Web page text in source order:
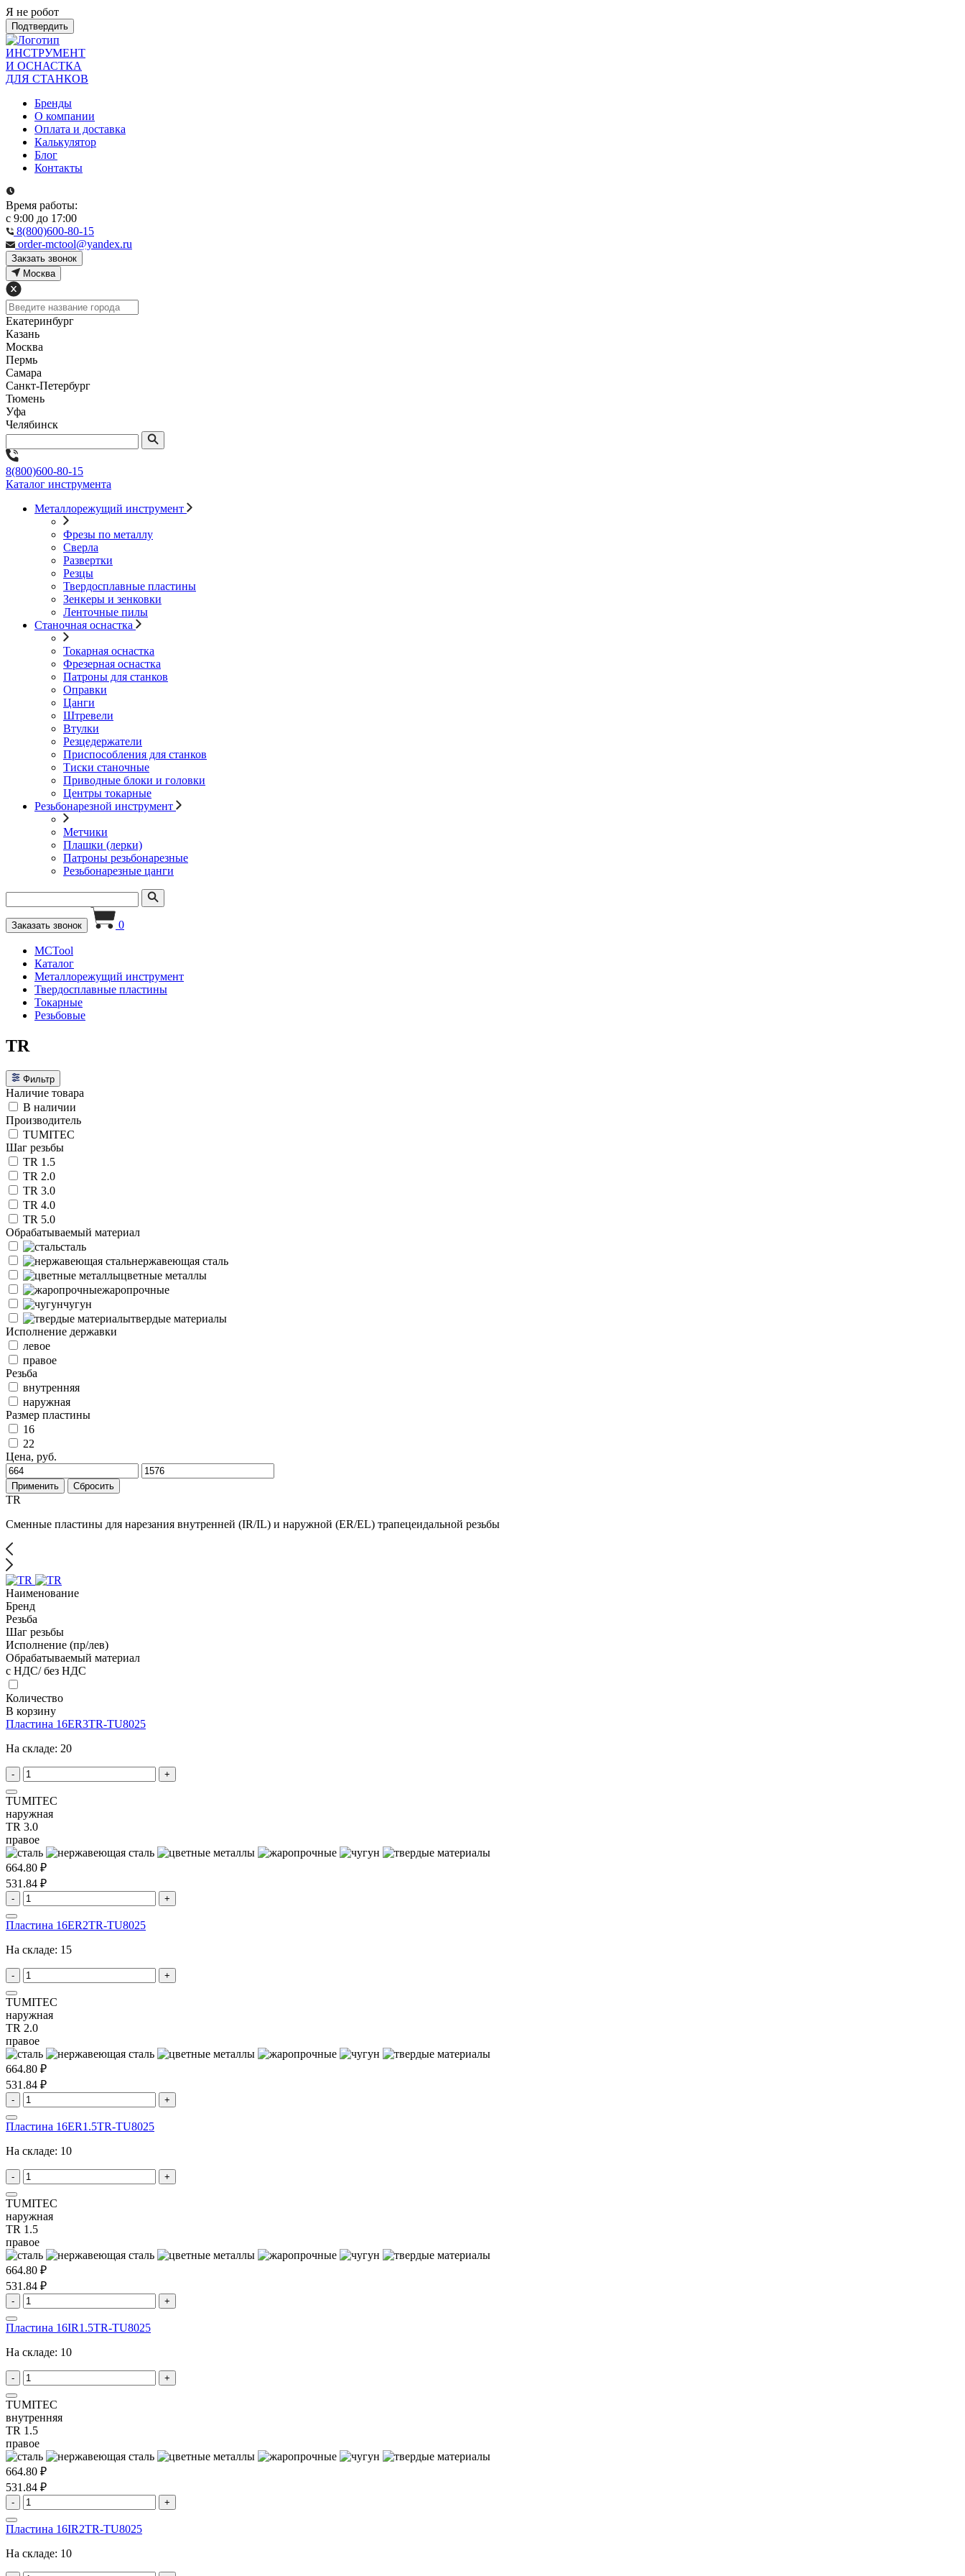
Я не робот
Подтвердить
ИНСТРУМЕНТ
И ОСНАСТКА
ДЛЯ СТАНКОВ
Бренды
О компании
Оплата и доставка
Калькулятор
Блог
Контакты
Время работы:
с 9:00 до 17:00
8(800)600-80-15
order-mctool@yandex.ru
Закзать звонок
Москва
Екатеринбург
Казань
Москва
Пермь
Самара
Санкт-Петербург
Тюмень
Уфа
Челябинск
8(800)600-80-15
Каталог инструмента
Металлорежущий инструмент
Фрезы по металлу
Сверла
Развертки
Резцы
Твердосплавные пластины
Зенкеры и зенковки
Ленточные пилы
Станочная оснастка
Токарная оснастка
Фрезерная оснастка
Патроны для станков
Оправки
Цанги
Штревели
Втулки
Резцедержатели
Приспособления для станков
Тиски станочные
Приводные блоки и головки
Центры токарные
Резьбонарезной инструмент
Метчики
Плашки (лерки)
Патроны резьбонарезные
Резьбонарезные цанги
Заказать звонок 0
MCTool
Каталог
Металлорежущий инструмент
Твердосплавные пластины
Токарные
Резьбовые
TR
Фильтр
Наличие товара
В наличии
Производитель
TUMITEC
Шаг резьбы
TR 1.5
TR 2.0
TR 3.0
TR 4.0
TR 5.0
Обрабатываемый материал
сталь
нержавеющая сталь
цветные металлы
жаропрочные
чугун
твердые материалы
Исполнение державки
левое
правое
Резьба
внутренняя
наружная
Размер пластины
16
22
Цена, руб.
Применить Сбросить
TR
Сменные пластины для нарезания внутренней (IR/IL) и наружной (ER/EL) трапецеидальной резьбы
Наименование
Бренд
Резьба
Шаг резьбы
Исполнение (пр/лев)
Обрабатываемый материал
с НДС/ без НДС
Количество
В корзину
Пластина 16ER3TR-TU8025
На складе: 20
- +
TUMITEC
наружная
TR 3.0
правое
664.80 ₽
531.84 ₽
- +
Пластина 16ER2TR-TU8025
На складе: 15
- +
TUMITEC
наружная
TR 2.0
правое
664.80 ₽
531.84 ₽
- +
Пластина 16ER1.5TR-TU8025
На складе: 10
- +
TUMITEC
наружная
TR 1.5
правое
664.80 ₽
531.84 ₽
- +
Пластина 16IR1.5TR-TU8025
На складе: 10
- +
TUMITEC
внутренняя
TR 1.5
правое
664.80 ₽
531.84 ₽
- +
Пластина 16IR2TR-TU8025
На складе: 10